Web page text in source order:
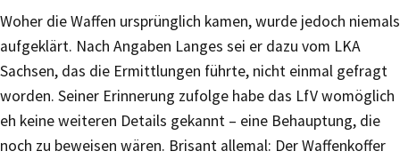
Woher die Waffen ursprünglich kamen, wurde jedoch niemals
aufgeklärt. Nach Angaben Langes sei er dazu vom LKA
Sachsen, das die Ermittlungen führte, nicht einmal gefragt
worden. Seiner Erinnerung zufolge habe das LfV womöglich
eh keine weiteren Details gekannt – eine Behauptung, die
noch zu beweisen wären. Brisant allemal: Der Waffenkoffer